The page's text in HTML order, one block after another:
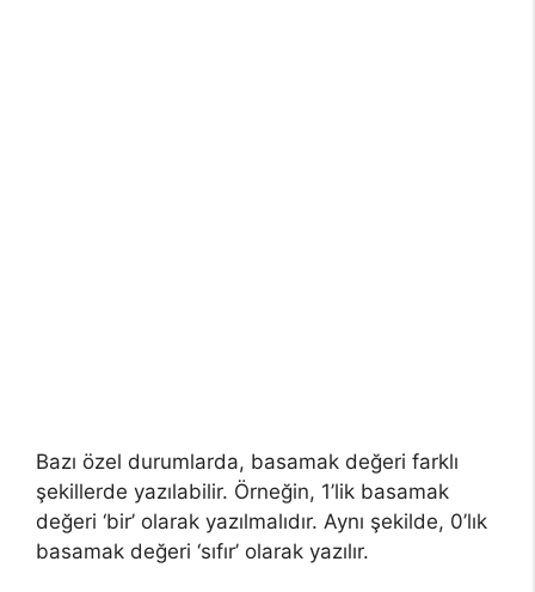
Bazı özel durumlarda, basamak değeri farklı
şekillerde yazılabilir. Örneğin, 1’lik basamak
değeri ‘bir’ olarak yazılmalıdır. Aynı şekilde, 0’lık
basamak değeri ‘sıfır’ olarak yazılır.